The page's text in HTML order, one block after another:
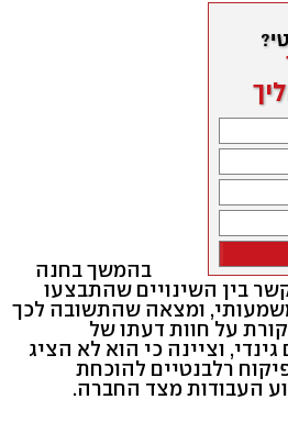
בהמשך בחנה
בין השינויים שהתבצעו
ומצאה שהתשובה לכך
על חוות דעתו של
וציינה כי הוא לא הציג
רלבנטיים להוכחת
העבודות מצד החברה.